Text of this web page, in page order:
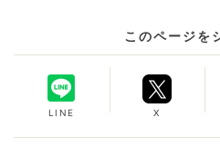
このページを
LINE X